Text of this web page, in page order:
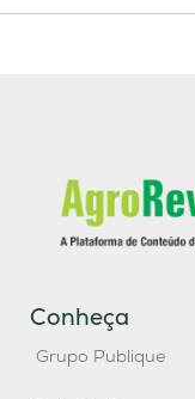
Conheça
Grupo Publique